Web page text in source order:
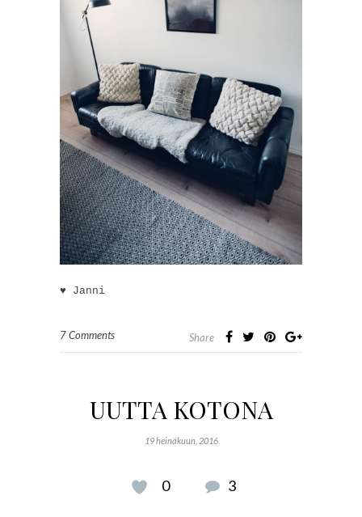
♥ Janni
7 Comments Share
UUTTA KOTONA
19 heinäkuun, 2016
0 3